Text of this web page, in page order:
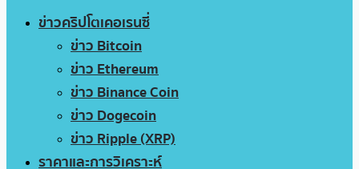
ข่าวคริปโตเคอเรนซี่
ข่าว Bitcoin
ข่าว Ethereum
ข่าว Binance Coin
ข่าว Dogecoin
ข่าว Ripple (XRP)
ราคาและการวิเคราะห์